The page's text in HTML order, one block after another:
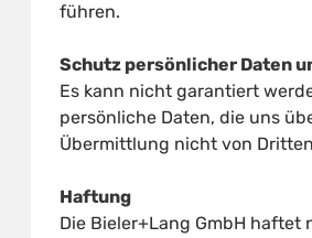
führen.
Schutz persönlicher Daten
Es kann nicht garantiert
persönliche Daten, die uns
Übermittlung nicht von
Haftung
Die Bieler+Lang GmbH